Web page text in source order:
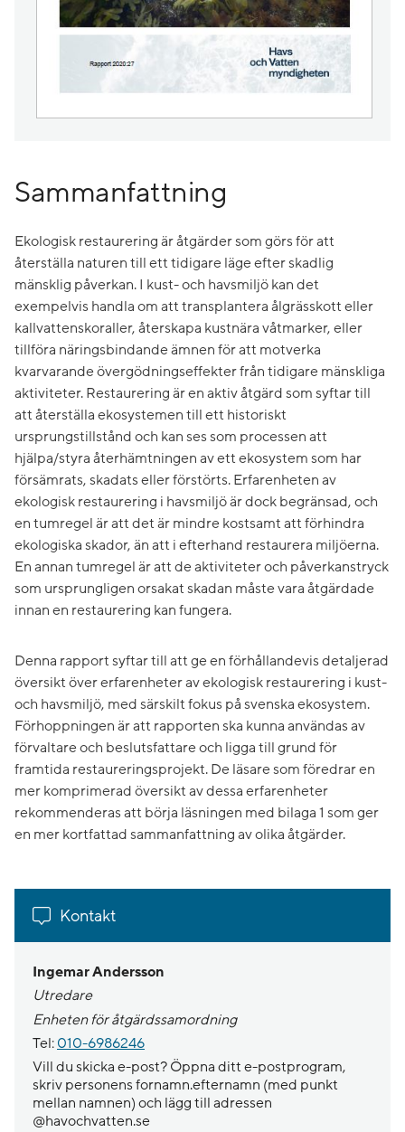
Sammanfattning
Ekologisk restaurering är åtgärder som görs för att
återställa naturen till ett tidigare läge efter skadlig
mänsklig påverkan. I kust- och havsmiljö kan det
exempelvis handla om att transplantera ålgrässkott eller
kallvattenskoraller, återskapa kustnära våtmarker, eller
tillföra näringsbindande ämnen för att motverka
kvarvarande övergödningseffekter från tidigare mänskliga
aktiviteter. Restaurering är en aktiv åtgärd som syftar till
att återställa ekosystemen till ett historiskt
ursprungstillstånd och kan ses som processen att
hjälpa/styra återhämtningen av ett ekosystem som har
försämrats, skadats eller förstörts. Erfarenheten av
ekologisk restaurering i havsmiljö är dock begränsad, och
en tumregel är att det är mindre kostsamt att förhindra
ekologiska skador, än att i efterhand restaurera miljöerna.
En annan tumregel är att de aktiviteter och påverkanstryck
som ursprungligen orsakat skadan måste vara åtgärdade
innan en restaurering kan fungera.
Denna rapport syftar till att ge en förhållandevis detaljerad
översikt över erfarenheter av ekologisk restaurering i kust-
och havsmiljö, med särskilt fokus på svenska ekosystem.
Förhoppningen är att rapporten ska kunna användas av
förvaltare och beslutsfattare och ligga till grund för
framtida restaureringsprojekt. De läsare som föredrar en
mer komprimerad översikt av dessa erfarenheter
rekommenderas att börja läsningen med bilaga 1 som ger
en mer kortfattad sammanfattning av olika åtgärder.
Kontakt
Ingemar Andersson
Utredare
Enheten för åtgärdssamordning
Tel: 010-6986246
Vill du skicka e-post? Öppna ditt e-postprogram,
skriv personens fornamn.efternamn (med punkt
mellan namnen) och lägg till adressen
@havochvatten.se